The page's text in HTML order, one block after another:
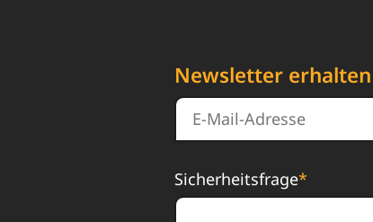
Newsletter erhalten
Sicherheitsfrage*